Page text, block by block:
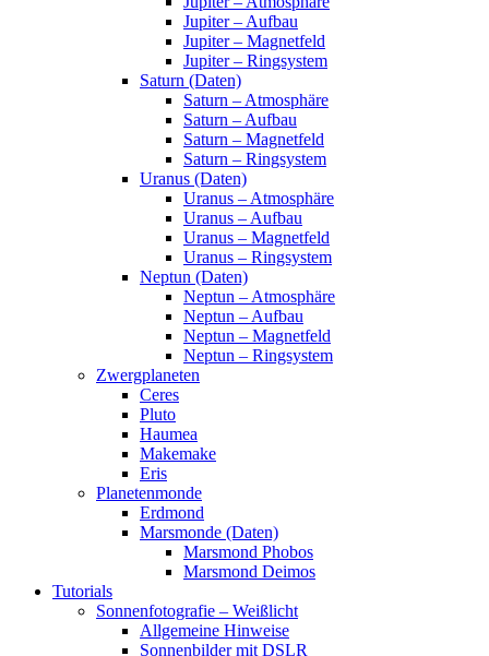
Jupiter – Aufbau
Jupiter – Magnetfeld
Jupiter – Ringsystem
Saturn (Daten)
Saturn – Atmosphäre
Saturn – Aufbau
Saturn – Magnetfeld
Saturn – Ringsystem
Uranus (Daten)
Uranus – Atmosphäre
Uranus – Aufbau
Uranus – Magnetfeld
Uranus – Ringsystem
Neptun (Daten)
Neptun – Atmosphäre
Neptun – Aufbau
Neptun – Magnetfeld
Neptun – Ringsystem
Zwergplaneten
Ceres
Pluto
Haumea
Makemake
Eris
Planetenmonde
Erdmond
Marsmonde (Daten)
Marsmond Phobos
Marsmond Deimos
Tutorials
Sonnenfotografie – Weißlicht
Allgemeine Hinweise
Sonnenbilder mit DSLR